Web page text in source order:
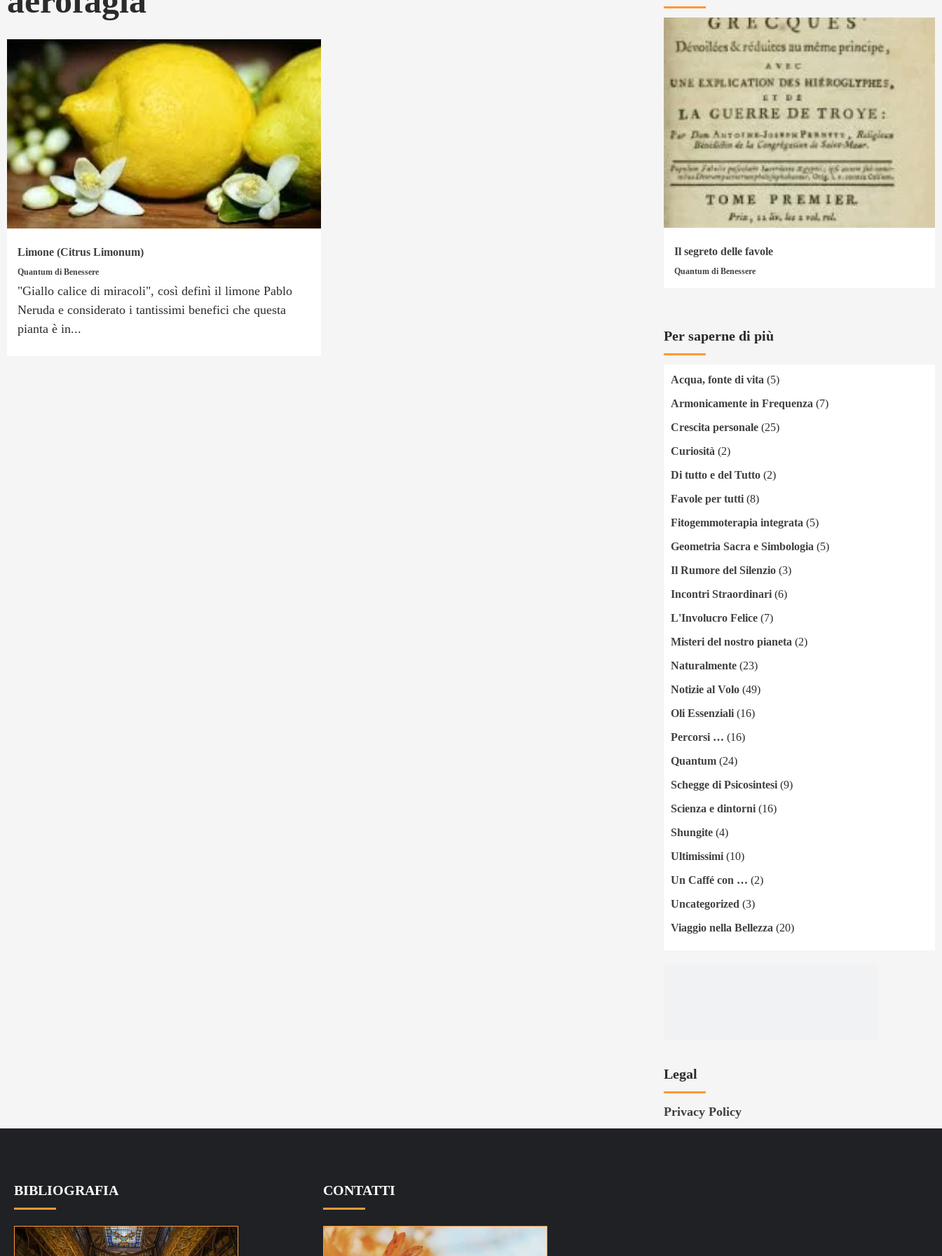
Limone (Citrus Limonum)
Quantum di Benessere
"Giallo calice di miracoli", così definì il limone Pablo
Neruda e considerato i tantissimi benefici che questa
pianta è in...
Il segreto delle favole
Quantum di Benessere
Per saperne di più
Acqua, fonte di vita(5)
Armonicamente in Frequenza(7)
Crescita personale(25)
Curiosità(2)
Di tutto e del Tutto(2)
Favole per tutti(8)
Fitogemmoterapia integrata(5)
Geometria Sacra e Simbologia(5)
Il Rumore del Silenzio(3)
Incontri Straordinari(6)
L'Involucro Felice(7)
Misteri del nostro pianeta(2)
Naturalmente(23)
Notizie al Volo(49)
Oli Essenziali(16)
Percorsi … (16)
Quantum(24)
Schegge di Psicosintesi(9)
Scienza e dintorni(16)
Shungite(4)
Ultimissimi(10)
Un Caffé con … (2)
Uncategorized(3)
Viaggio nella Bellezza(20)
Legal
Privacy Policy
BIBLIOGRAFIA CONTATTI